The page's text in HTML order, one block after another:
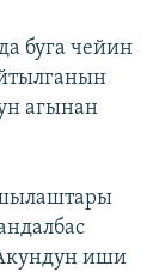
буга чейин
агынан
иши